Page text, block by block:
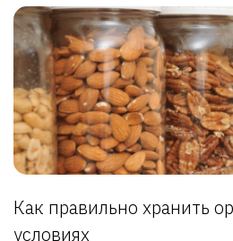
Как правильно хранить
условиях